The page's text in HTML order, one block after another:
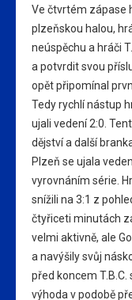
Ve čtvrtém zápase
plzeňskou halou,
neúspěchu a hráči
a potvrdit svou
opět připomínal
Tedy rychlí nástup
ujali vedení 2:0.
dějství a další
Plzeň se ujala
vyrovnáním série.
snížili na 3:1 z
čtyřiceti minutách
velmi aktivně, ale
a navýšily svůj
před koncem
výhoda v podobě